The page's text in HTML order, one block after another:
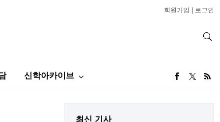
회원가입 로그인
신학아카이브
최신 기사